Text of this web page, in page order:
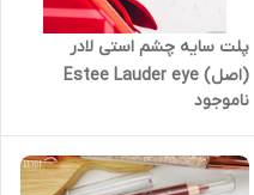
پلت سایه چشم استی لادر
(اصل) Estee Lauder eye
shadow pallete
ناموجود